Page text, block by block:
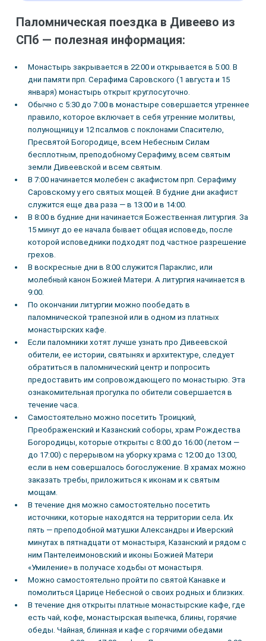
Паломническая поездка в Дивеево из
СПб — полезная информация:
Монастырь закрывается в 22:00 и открывается в 5:00. В
дни памяти прп. Серафима Саровского (1 августа и 15
января) монастырь открыт круглосуточно.
Обычно с 5:30 до 7:00 в монастыре совершается утреннее
правило, которое включает в себя утренние молитвы,
полунощницу и 12 псалмов с поклонами Спасителю,
Пресвятой Богородице, всем Небесным Силам
бесплотным, преподобному Серафиму, всем святым
земли Дивеевской и всем святым.
В 7:00 начинается молебен с акафистом прп. Серафиму
Саровскому у его святых мощей. В будние дни акафист
служится еще два раза — в 13:00 и в 14:00.
В 8:00 в будние дни начинается Божественная литургия. За
15 минут до ее начала бывает общая исповедь, после
которой исповедники подходят под частное разрешение
грехов.
В воскресные дни в 8:00 служится Параклис, или
молебный канон Божией Матери. А литургия начинается в
9:00.
По окончании литургии можно пообедать в
паломнической трапезной или в одном из платных
монастырских кафе.
Если паломники хотят лучше узнать про Дивеевской
обители, ее истории, святынях и архитектуре, следует
обратиться в паломнический центр и попросить
предоставить им сопровождающего по монастырю. Эта
ознакомительная прогулка по обители совершается в
течение часа.
Самостоятельно можно посетить Троицкий,
Преображенский и Казанский соборы, храм Рождества
Богородицы, которые открыты с 8:00 до 16:00 (летом —
до 17:00) с перерывом на уборку храма с 12:00 до 13:00,
если в нем совершалось богослужение. В храмах можно
заказать требы, приложиться к иконам и к святым
мощам.
В течение дня можно самостоятельно посетить
источники, которые находятся на территории села. Их
пять — преподобной матушки Александры и Иверский
минутах в пятнадцати от монастыря, Казанский и рядом с
ним Пантелеимоновский и иконы Божией Матери
«Умиление» в получасе ходьбы от монастыря.
Можно самостоятельно пройти по святой Канавке и
помолиться Царице Небесной о своих родных и близких.
В течение дня открыты платные монастырские кафе, где
есть чай, кофе, монастырская выпечка, блины, горячие
обеды. Чайная, блинная и кафе с горячими обедами